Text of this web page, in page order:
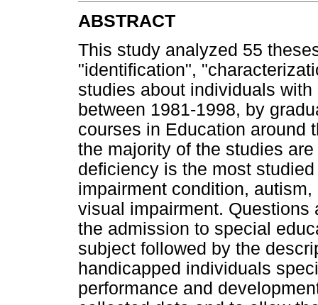
ABSTRACT
This study analyzed 55
"identification",
studies about individuals
between 1981-1998, by
courses in Education around
the majority of the studies
deficiency is the most
impairment condition,
visual impairment.
the admission to special
subject followed by the
handicapped individuals
performance and